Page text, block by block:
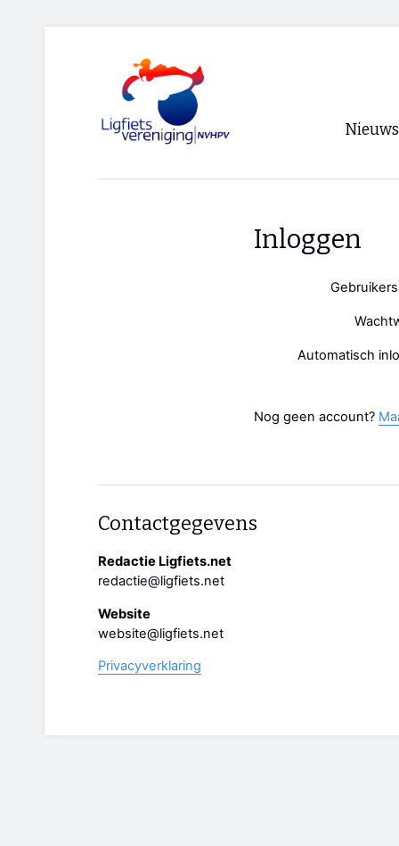
Nieuws
Inloggen
Automatisch
Nog geen account?
Contactgegevens
Redactie Ligfiets.net
redactie@ligfiets.net
Website
website@ligfiets.net
Privacyverklaring